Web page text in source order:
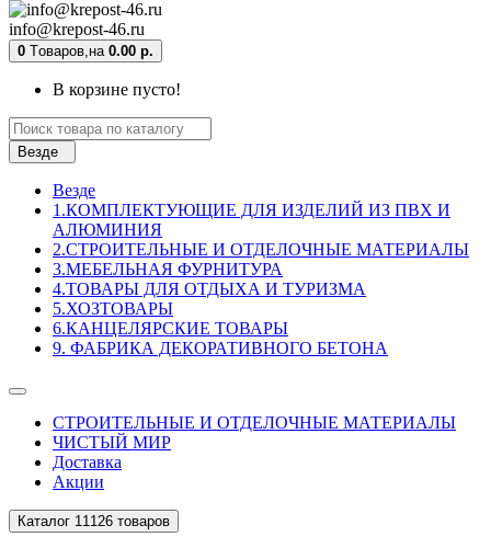
info@krepost-46.ru
0 Tоваров, на 0.00 р.
В корзине пусто!
Везде
Везде
1.КОМПЛЕКТУЮЩИЕ ДЛЯ ИЗДЕЛИЙ ИЗ ПВХ И
АЛЮМИНИЯ
2.СТРОИТЕЛЬНЫЕ И ОТДЕЛОЧНЫЕ МАТЕРИАЛЫ
3.МЕБЕЛЬНАЯ ФУРНИТУРА
4.ТОВАРЫ ДЛЯ ОТДЫХА И ТУРИЗМА
5.ХОЗТОВАРЫ
6.КАНЦЕЛЯРСКИЕ ТОВАРЫ
9. ФАБРИКА ДЕКОРАТИВНОГО БЕТОНА
СТРОИТЕЛЬНЫЕ И ОТДЕЛОЧНЫЕ МАТЕРИАЛЫ
ЧИСТЫЙ МИР
Доставка
Акции
Каталог 11126 товаров